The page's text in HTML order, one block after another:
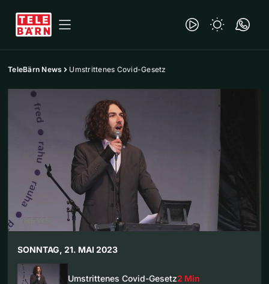
TeleBärn News Umstrittenes Covid-Gesetz
SONNTAG, 21. MAI 2023
Umstrittenes Covid-Gesetz2 Min